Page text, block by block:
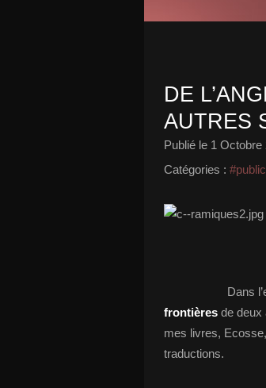
DE
AUTRES
Publié le 1 Octobre
Catégories :
Dans l’esprit
frontières de deux
mes livres,
traductions.